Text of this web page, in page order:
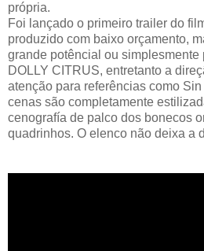
própria.
Foi lançado o primeiro trailer do
produzido com baixo orçamento,
grande potêncial ou simplesmente
DOLLY CITRUS, entretanto a
atenção para referências como
cenas são completamente
cenografía de palco dos bonecos
quadrinhos. O elenco não deixa a